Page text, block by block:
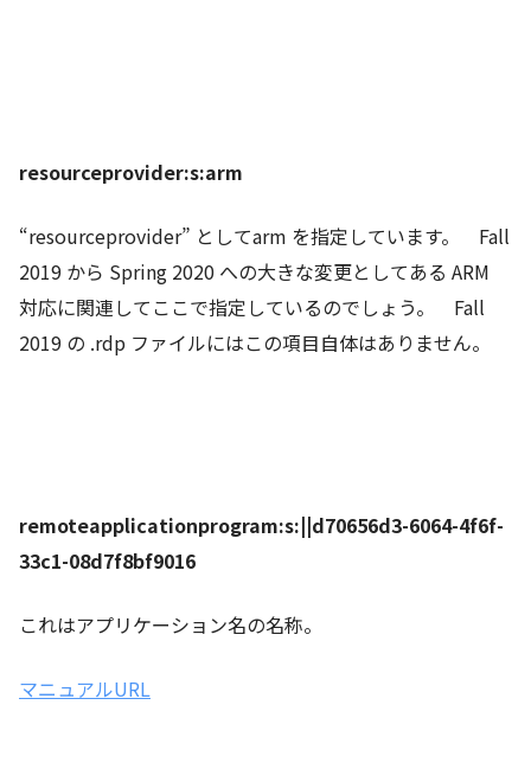
resourceprovider:s:arm
“resourceprovider” としてarm を指定しています。 Fall
2019 から Spring 2020 への大きな変更としてある ARM
対応に関連してここで指定しているのでしょう。 Fall
2019 の .rdp ファイルにはこの項目自体はありません。
remoteapplicationprogram:s:||d70656d3-6064-4f6f-
33c1-08d7f8bf9016
これはアプリケーション名の名称。
マニュアルURL